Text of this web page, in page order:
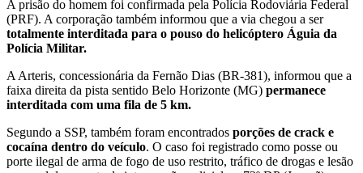
A prisão do homem foi confirmada pela Polícia Rodoviária Federal
(PRF). A corporação também informou que a via chegou a ser
totalmente interditada para o pouso do helicóptero Águia da
Polícia Militar.
A Arteris, concessionária da Fernão Dias (BR-381), informou que a
faixa direita da pista sentido Belo Horizonte (MG) permanece
interditada com uma fila de 5 km.
Segundo a SSP, também foram encontrados porções de crack e
cocaína dentro do veículo. O caso foi registrado como posse ou
porte ilegal de arma de fogo de uso restrito, tráfico de drogas e lesão